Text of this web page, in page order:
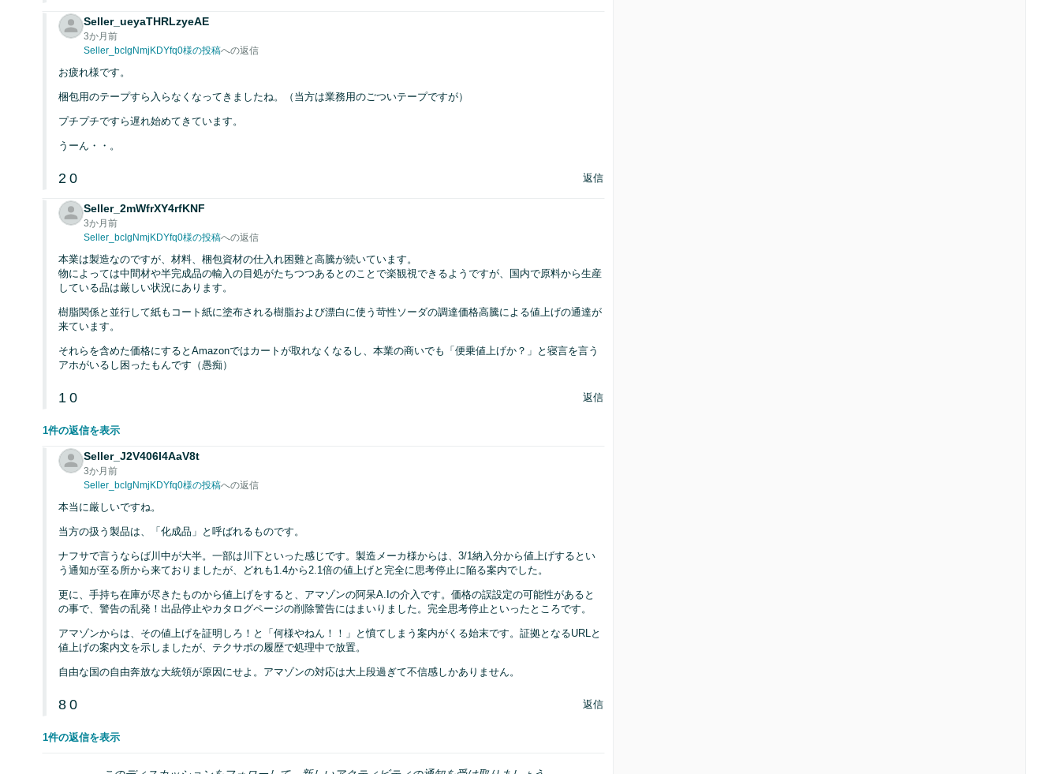
Seller_ueyaTHRLzyeAE
3か月前
Seller_bcIgNmjKDYfq0様の投稿への返信
お疲れ様です。
梱包用のテープすら入らなくなってきましたね。（当方は業務用のごついテープですが）
プチプチですら遅れ始めてきています。
うーん・・。
2 0 返信
Seller_2mWfrXY4rfKNF
3か月前
Seller_bcIgNmjKDYfq0様の投稿への返信
本業は製造なのですが、材料、梱包資材の仕入れ困難と高騰が続いています。
物によっては中間材や半完成品の輸入の目処がたちつつあるとのことで楽観視できるようですが、国内で原料から生産
している品は厳しい状況にあります。
樹脂関係と並行して紙もコート紙に塗布される樹脂および漂白に使う苛性ソーダの調達価格高騰による値上げの通達が
来ています。
それらを含めた価格にするとAmazonではカートが取れなくなるし、本業の商いでも「便乗値上げか？」と寝言を言う
アホがいるし困ったもんです（愚痴）
1 0 返信
1件の返信を表示
Seller_J2V406I4AaV8t
3か月前
Seller_bcIgNmjKDYfq0様の投稿への返信
本当に厳しいですね。
当方の扱う製品は、「化成品」と呼ばれるものです。
ナフサで言うならば川中が大半。一部は川下といった感じです。製造メーカ様からは、3/1納入分から値上げするとい
う通知が至る所から来ておりましたが、どれも1.4から2.1倍の値上げと完全に思考停止に陥る案内でした。
更に、手持ち在庫が尽きたものから値上げをすると、アマゾンの阿呆A.Iの介入です。価格の誤設定の可能性があると
の事で、警告の乱発！出品停止やカタログページの削除警告にはまいりました。完全思考停止といったところです。
アマゾンからは、その値上げを証明しろ！と「何様やねん！！」と憤てしまう案内がくる始末です。証拠となるURLと
値上げの案内文を示しましたが、テクサポの履歴で処理中で放置。
自由な国の自由奔放な大統領が原因にせよ。アマゾンの対応は大上段過ぎて不信感しかありません。
8 0 返信
1件の返信を表示